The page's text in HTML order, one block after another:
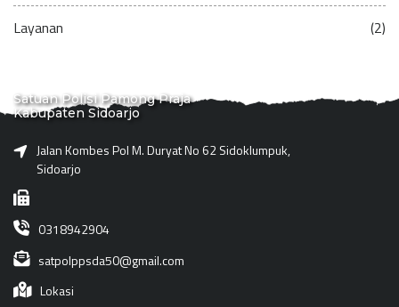
Layanan (2)
Satuan Polisi Pamong Praja
Kabupaten Sidoarjo
Jalan Kombes Pol M. Duryat No 62 Sidoklumpuk,
Sidoarjo
0318942904
satpolppsda50@gmail.com
Lokasi